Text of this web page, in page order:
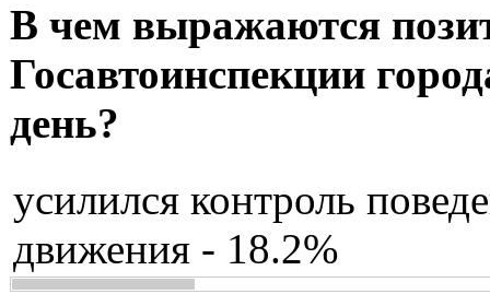
В чем выражаются
Госавтоинспекции
день?
усилился контроль
движения - 18.2%